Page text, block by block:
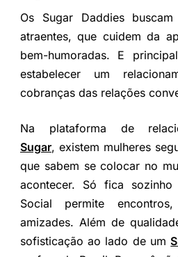
Os Sugar Daddies buscam
atraentes, que cuidem da
bem-humoradas. E
estabelecer um
cobranças das relações
Na plataforma de
Sugar, existem mulheres
que sabem se colocar no
acontecer. Só fica
Social permite
amizades. Além de
sofisticação ao lado de um